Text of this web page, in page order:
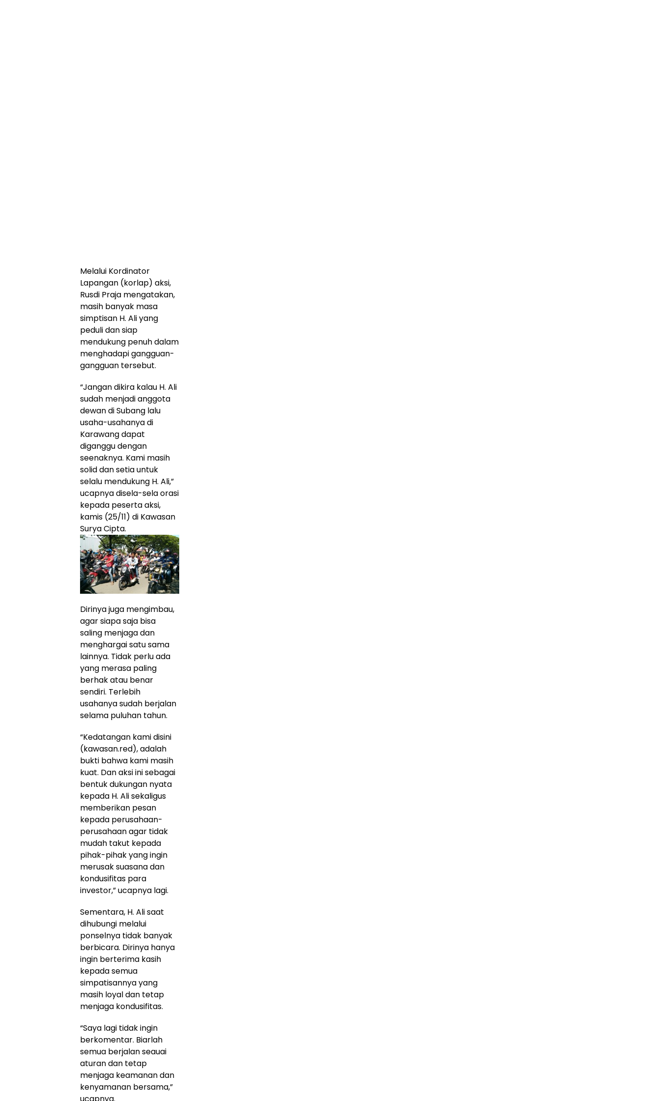
Melalui Kordinator
Lapangan (korlap) aksi,
Rusdi Praja mengatakan,
masih banyak masa
simptisan H. Ali yang
peduli dan siap
mendukung penuh dalam
menghadapi gangguan-
gangguan tersebut.
“Jangan dikira kalau H. Ali
sudah menjadi anggota
dewan di Subang lalu
usaha-usahanya di
Karawang dapat
diganggu dengan
seenaknya. Kami masih
solid dan setia untuk
selalu mendukung H. Ali,”
ucapnya disela-sela orasi
kepada peserta aksi,
kamis (25/11) di Kawasan
Surya Cipta.
Dirinya juga mengimbau,
agar siapa saja bisa
saling menjaga dan
menghargai satu sama
lainnya. Tidak perlu ada
yang merasa paling
berhak atau benar
sendiri. Terlebih
usahanya sudah berjalan
selama puluhan tahun.
“Kedatangan kami disini
(kawasan.red), adalah
bukti bahwa kami masih
kuat. Dan aksi ini sebagai
bentuk dukungan nyata
kepada H. Ali sekaligus
memberikan pesan
kepada perusahaan-
perusahaan agar tidak
mudah takut kepada
pihak-pihak yang ingin
merusak suasana dan
kondusifitas para
investor,” ucapnya lagi.
Sementara, H. Ali saat
dihubungi melalui
ponselnya tidak banyak
berbicara. Dirinya hanya
ingin berterima kasih
kepada semua
simpatisannya yang
masih loyal dan tetap
menjaga kondusifitas.
“Saya lagi tidak ingin
berkomentar. Biarlah
semua berjalan seauai
aturan dan tetap
menjaga keamanan dan
kenyamanan bersama,”
ucapnya.